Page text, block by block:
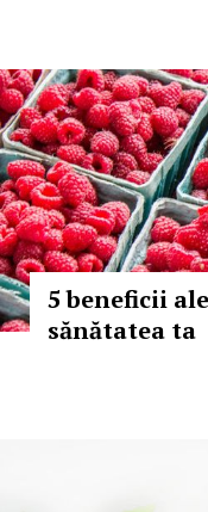
5 beneficii
sănătatea ta